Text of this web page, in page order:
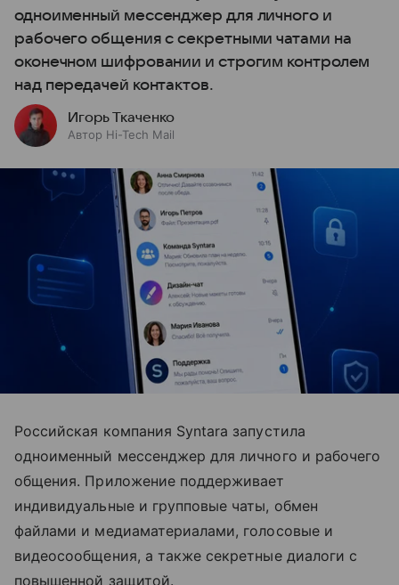
одноименный мессенджер для личного и
рабочего общения с секретными чатами на
оконечном шифровании и строгим контролем
над передачей контактов.
Игорь Ткаченко
Автор Hi-Tech Mail
Российская компания Syntara запустила
одноименный мессенджер для личного и рабочего
общения. Приложение поддерживает
индивидуальные и групповые чаты, обмен
файлами и медиаматериалами, голосовые и
видеосообщения, а также секретные диалоги с
повышенной защитой.